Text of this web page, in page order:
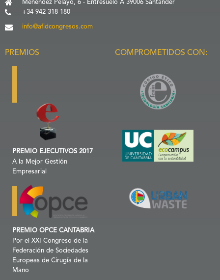
Menéndez Pelayo, 6 - Entresuelo A 39006 Santander
+34 942 318 180
info@afidcongresos.com
PREMIOS
PREMIO EJECUTIVOS 2017
A la Mejor Gestión
Empresarial
PREMIO OPCE CANTABRIA
Por el XXI Congreso de la
Federación de Sociedades
Europeas de Cirugía de la
Mano
COMPROMETIDOS CON: